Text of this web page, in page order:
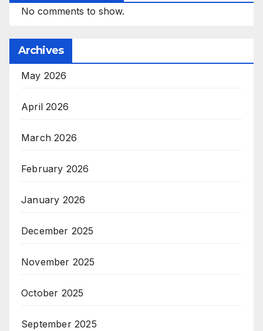
No comments to show.
Archives
May 2026
April 2026
March 2026
February 2026
January 2026
December 2025
November 2025
October 2025
September 2025